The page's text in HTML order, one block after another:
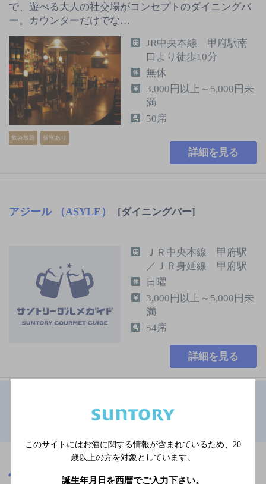
で、遊べる大人の社交場がコンセプトのダイニングバ
ー。カウンターだけでな…
飲み放題 個室あり
JR中央本線 甲府駅南
口より徒歩10分
無休
3,000円以上～5,000円未
満
50席
詳細を見る
アジール （ASYLE） [ダイニングバー]
ＪＲ中央本線 甲府駅
／ＪＲ身延線 甲府駅
日曜
3,000円以上～5,000円未
満
54席
詳細を見る
※店舗によりハイボール取り扱い銘柄が異なります。
山梨県 山梨県のおすすめバー
このサイトにはお酒に関する情報が含まれているため、 20
歳以上の方を対象としています。
誕生年月日を西暦でご入力下さい。